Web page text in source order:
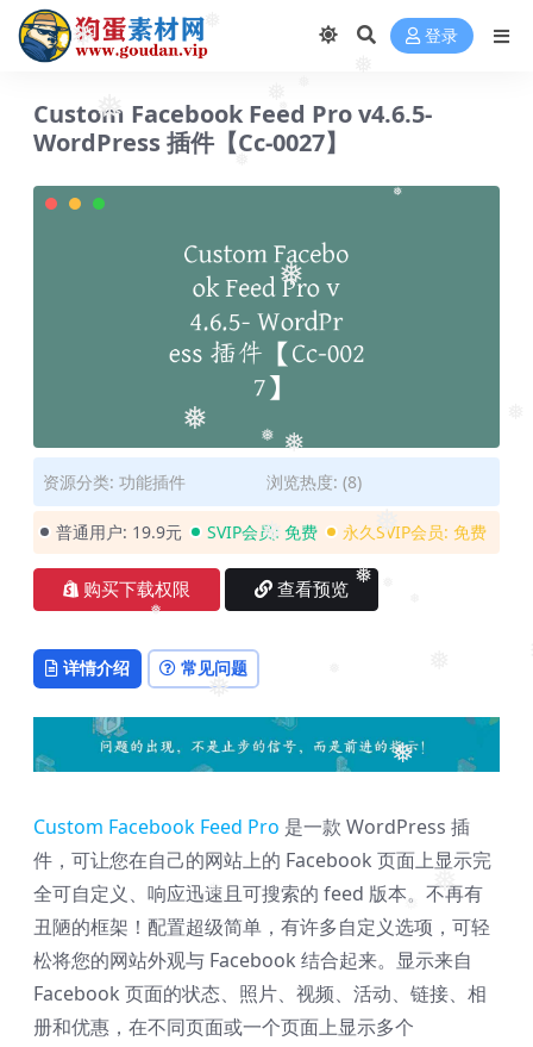
❅
❅
❅
❅
❅
❅
❅
❅
❅
❅
❅
❅
❅
❅
❅
❅
❅
❅ 登录
Custom Facebook Feed Pro v4.6.5-
WordPress 插件【Cc-0027】
资源分类: 功能插件 浏览热度: (8)
普通用户: 19.9元 SVIP会员: 免费 永久SVIP会员: 免费
购买下载权限 查看预览
详情介绍 常见问题
Custom Facebook Feed Pro 是一款 WordPress 插
件，可让您在自己的网站上的 Facebook 页面上显示完
全可自定义、响应迅速且可搜索的 feed 版本。不再有
丑陋的框架！配置超级简单，有许多自定义选项，可轻
松将您的网站外观与 Facebook 结合起来。显示来自
Facebook 页面的状态、照片、视频、活动、链接、相
册和优惠，在不同页面或一个页面上显示多个